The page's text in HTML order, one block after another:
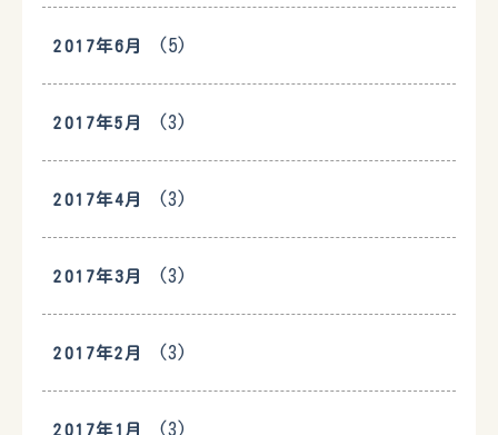
2017年6月 (5)
2017年5月 (3)
2017年4月 (3)
2017年3月 (3)
2017年2月 (3)
2017年1月 (3)